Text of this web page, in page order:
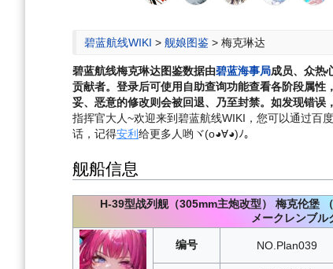
碧蓝航线WIKI > 舰娘图鉴 > 梅克琳达
碧蓝航线梅克琳达图鉴数据由碧蓝海事局成员、众热
贡献者。登录后可使用自助查询功能查看各阶段属
妥、恶意的修改则会被回退、乃至封禁。如发现错误
指挥官大人~欢迎来到碧蓝航线WIKI，您可以通过百
话，记得安利 给更多人哟ヾ(o◕∀◕)ﾉ。
舰船信息
H-39型战列舰（305mm主炮改型） 梅克伦堡
メークレンブル
编号 NO. Plan039